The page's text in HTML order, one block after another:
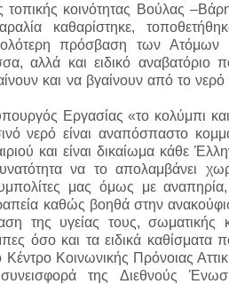
κοινότητας Βούλας
καθαρίστηκε,
πρόσβαση των Ατόμων
αλλά και ειδικό αναβατόριο
και να βγαίνουν από το νερό
Εργασίας «το κολύμπι
νερό είναι αναπόσπαστο
και είναι δικαίωμα κάθε
να το απολαμβάνει
μας όμως με
καθώς βοηθά στην
της υγείας τους, σωματικής
όσο και τα ειδικά καθίσματα
Κοινωνικής Πρόνοιας
της Διεθνούς